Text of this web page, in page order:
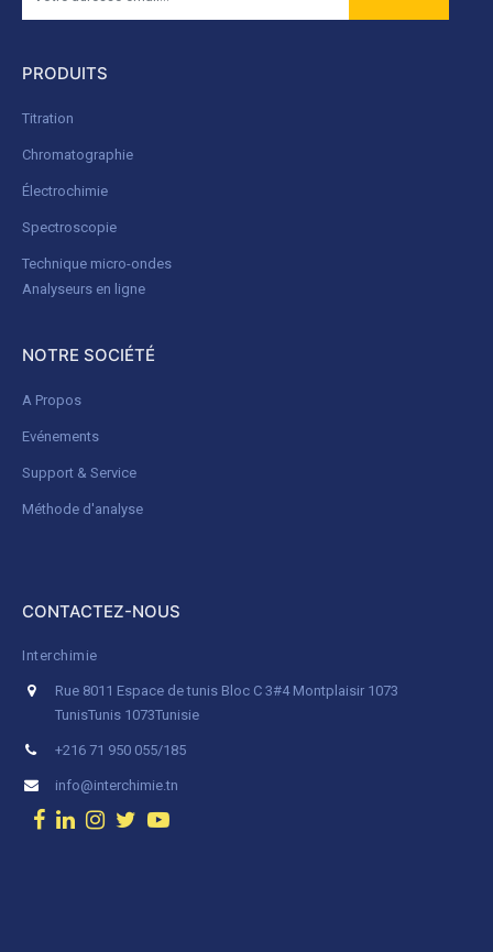
PRODUITS
Titration
Chromatographie
Électrochimie
Spectroscopie
Technique micro-ondes
Analyseurs en ligne
NOTRE SOCIÉTÉ
A Propos
Evénements
Support & Service
Méthode d'analyse
CONTACTEZ-NOUS
Interchimie
Rue 8011 Espace de tunis Bloc C 3#4 Montplaisir 1073
TunisTunis 1073Tunisie
+216 71 950 055/185
info@interchimie.tn